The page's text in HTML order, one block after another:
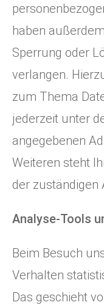
haben
Sperrung oder
verlangen.
zum Thema
jederzeit unter
angegebenen
Weiteren steht
der zuständigen
Analyse-Tools
Beim Besuch
Verhalten
Das geschieht